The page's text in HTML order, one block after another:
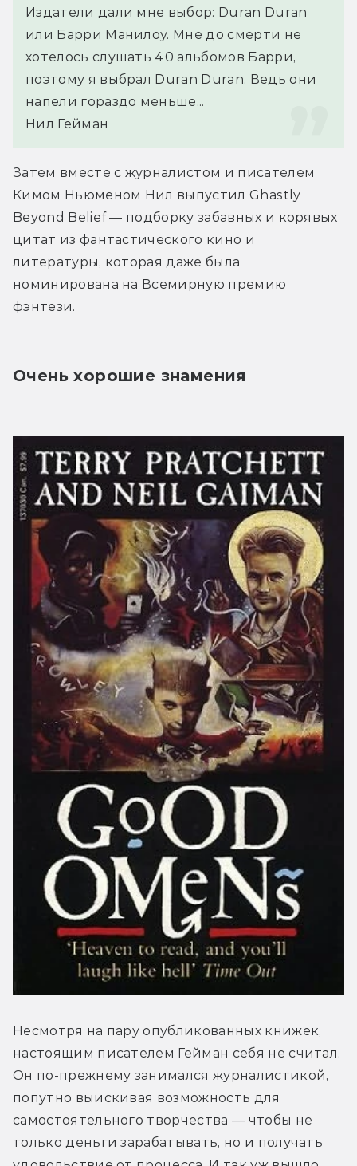
Издатели дали мне выбор: Duran Duran
или Барри Манилоу. Мне до смерти не
хотелось слушать 40 альбомов Барри,
поэтому я выбрал Duran Duran. Ведь они
напели гораздо меньше...
Нил Гейман
Затем вместе с журналистом и писателем
Кимом Ньюменом Нил выпустил Ghastly
Beyond Belief — подборку забавных и корявых
цитат из фантастического кино и
литературы, которая даже была
номинирована на Всемирную премию
фэнтези.
Очень хорошие знамения
Несмотря на пару опубликованных книжек,
настоящим писателем Гейман себя не считал.
Он по-прежнему занимался журналистикой,
попутно выискивая возможность для
самостоятельного творчества — чтобы не
только деньги зарабатывать, но и получать